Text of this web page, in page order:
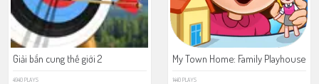
Giải bắn cung thế giới 2
4940 PLAYS
My Town Home: Family Playhouse
1440 PLAYS